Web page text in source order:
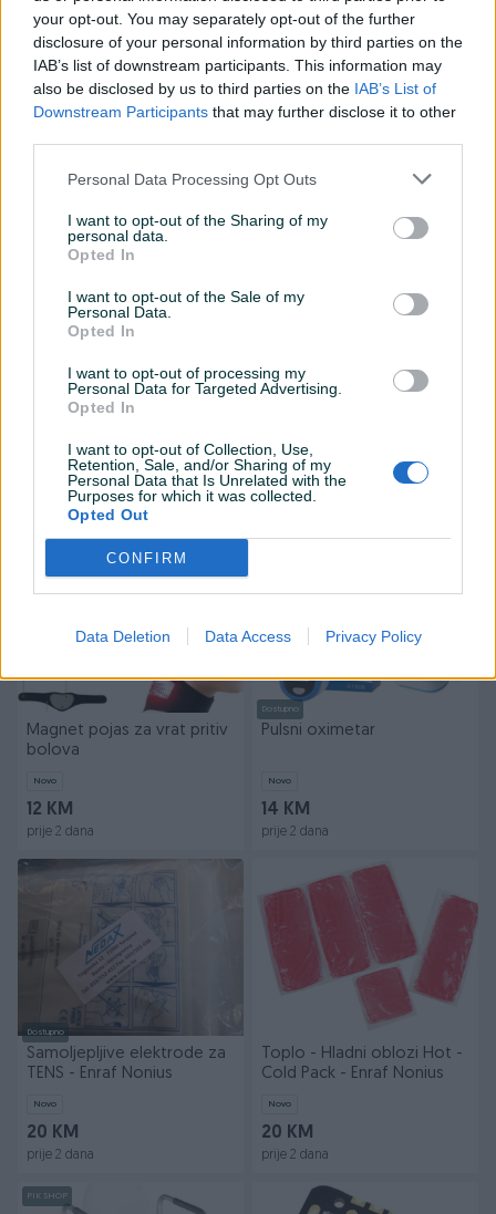
your opt-out. You may separately opt-out of the further
disclosure of your personal information by third parties on the
IAB’s list of downstream participants. This information may
also be disclosed by us to third parties on the IAB’s List of
Downstream Participants that may further disclose it to other
Personal Data Processing Opt Outs
I want to opt-out of the Sharing of my
personal data.
Opted In
I want to opt-out of the Sale of my
Personal Data.
Opted In
I want to opt-out of processing my
Personal Data for Targeted Advertising.
Opted In
I want to opt-out of Collection, Use,
Retention, Sale, and/or Sharing of my
Personal Data that Is Unrelated with the
Purposes for which it was collected.
Opted Out
CONFIRM
Data Deletion Data Access Privacy Policy
HYDROCOLL Thin 7.5 * 7.5
zavoj za rane (10 komada)
prije dan
Dostupno
Medicinska hladna kutija za
održavanje lijekova
prije dan
toupoširena orteza-pojas
55 KM
prije 2 dana
PIK SHOP
Dostupno
Novo
99 KM
Magnet pojas za vrat pritiv
bolova
Novo
12 KM
prije 2 dana
Dostupno
Pulsni oximetar
Novo
14 KM
prije 2 dana
Dostupno
Samoljepljive elektrode za
TENS - Enraf Nonius
Novo
20 KM
prije 2 dana
Toplo - Hladni oblozi Hot -
Cold Pack - Enraf Nonius
Novo
20 KM
prije 2 dana
PIK SHOP